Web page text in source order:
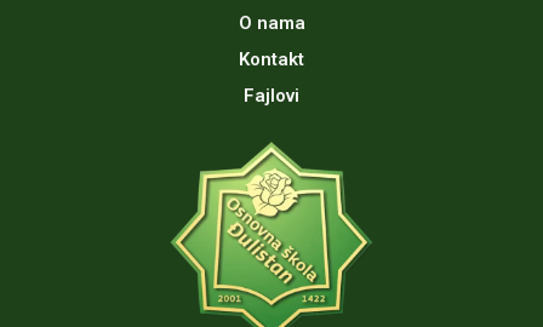
O nama
Kontakt
Fajlovi